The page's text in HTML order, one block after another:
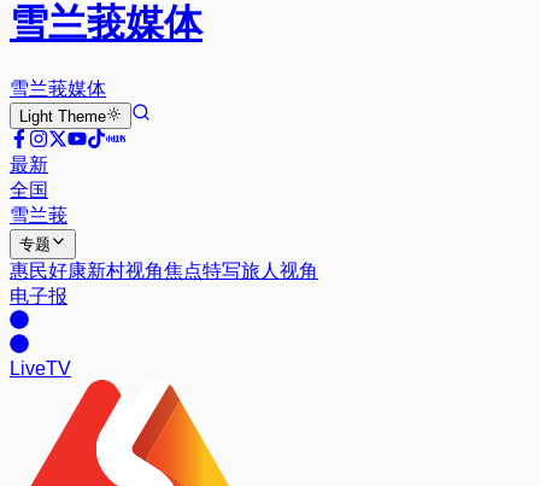
雪兰莪媒体
雪兰莪媒体
Light Theme
最新
全国
雪兰莪
专题
惠民好康新村视角焦点特写旅人视角
电子报
LiveTV